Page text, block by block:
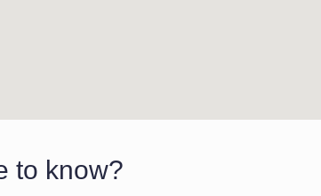
to know?